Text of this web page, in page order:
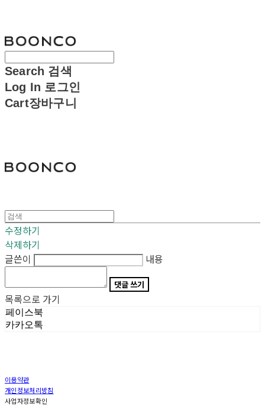
Search 검색
Log In 로그인
Cart장바구니
수정하기
삭제하기
글쓴이
내용
댓글 쓰기
목록으로 가기
페이스북
카카오톡
이용약관
개인정보처리방침
사업자정보확인